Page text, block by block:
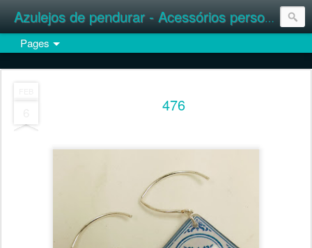
Azulejos de pendurar - Acessórios personalizados
Pages
476